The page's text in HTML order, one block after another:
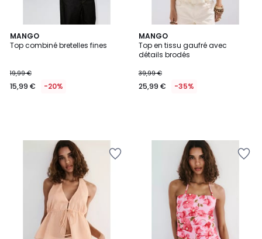
MANGO
Top combiné bretelles fines
19,99 €
15,99 € -20%
MANGO
Top en tissu gaufré avec
détails brodés
39,99 €
25,99 € -35%